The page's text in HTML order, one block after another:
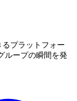
プラットフォー
ループの瞬間を発